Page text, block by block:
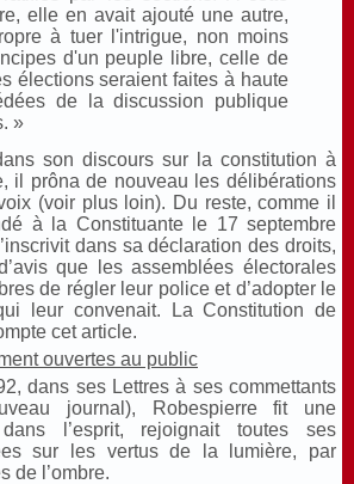
elle en avait ajouté une autre,
à tuer l'intrigue, non moins
d'un peuple libre, celle de
élections seraient faites à haute
de la discussion publique
»
son discours sur la constitution à
il prôna de nouveau les délibérations
(voir plus loin). Du reste, comme il
à la Constituante le 17 septembre
dans sa déclaration des droits,
que les assemblées électorales
de régler leur police et d’adopter le
leur convenait. La Constitution de
cet article.
ouvertes au public
dans ses Lettres à ses commettants
journal), Robespierre fit une
l’esprit, rejoignait toutes ses
sur les vertus de la lumière, par
de l’ombre.